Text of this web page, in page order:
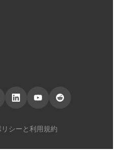
シーと利用規約